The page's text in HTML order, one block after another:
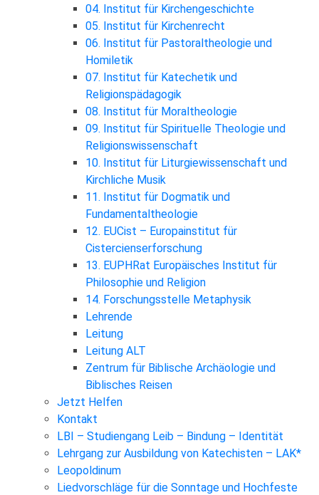
04. Institut für Kirchengeschichte
05. Institut für Kirchenrecht
06. Institut für Pastoraltheologie und
Homiletik
07. Institut für Katechetik und
Religionspädagogik
08. Institut für Moraltheologie
09. Institut für Spirituelle Theologie und
Religionswissenschaft
10. Institut für Liturgiewissenschaft und
Kirchliche Musik
11. Institut für Dogmatik und
Fundamentaltheologie
12. EUCist – Europainstitut für
Cistercienserforschung
13. EUPHRat Europäisches Institut für
Philosophie und Religion
14. Forschungsstelle Metaphysik
Lehrende
Leitung
Leitung ALT
Zentrum für Biblische Archäologie und
Biblisches Reisen
Jetzt Helfen
Kontakt
LBI – Studiengang Leib – Bindung – Identität
Lehrgang zur Ausbildung von Katechisten – LAK*
Leopoldinum
Liedvorschläge für die Sonntage und Hochfeste